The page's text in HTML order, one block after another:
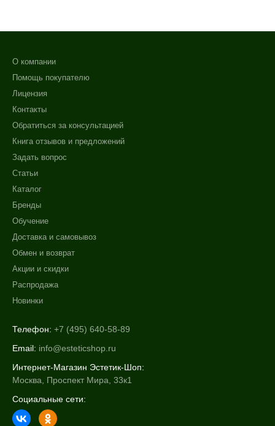
Уровень SPF защиты
О компании
Помощь покупателю
Лицензия
Контакты
Обратиться за консультацией
Книга отзывов и предложений
Задать вопрос
Статьи
Каталог
Бренды
Обучение
Доставка и самовывоз
Обмен и возврат
Акции и скидки
Распродажа
Новинки
Телефон: +7 (495) 640-58-89
Email: info@esteticshop.ru
Интернет-Магазин Эстетик-Шоп:
Москва, Проспект Мира, 33к1
Социальные сети: